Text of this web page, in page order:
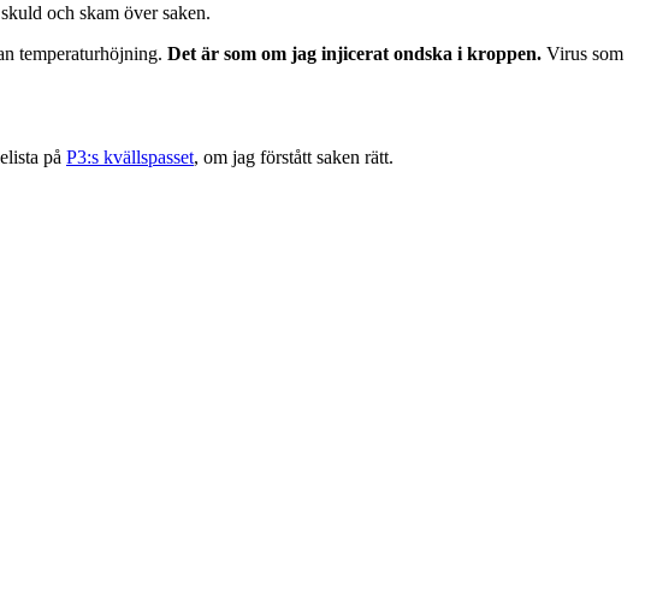
och skam över saken.
temperaturhöjning. Det är som om jag injicerat ondska i kroppen. Virus som
på P3:s kvällspasset, om jag förstått saken rätt.